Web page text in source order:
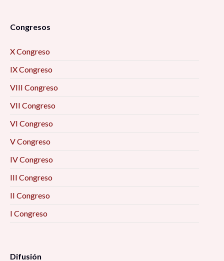
Congresos
X Congreso
IX Congreso
VIII Congreso
VII Congreso
VI Congreso
V Congreso
IV Congreso
III Congreso
II Congreso
I Congreso
Difusión